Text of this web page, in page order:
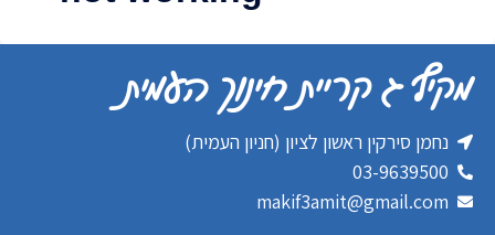
מקיף ג קריית חינוך העמית
נחמן סירקין ראשון לציון (חניון העמית)
03-9639500
makif3amit@gmail.com